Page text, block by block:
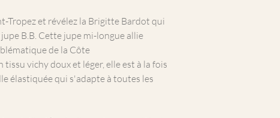
Tropez et révélez la Brigitte Bardot qui
B.B. Cette jupe mi-longue allie
de la Côte
vichy doux et léger, elle est à la fois
élastiquée qui s'adapte à toutes les